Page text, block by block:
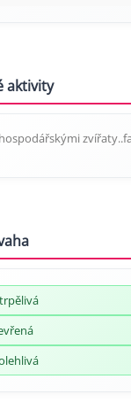
aktivity